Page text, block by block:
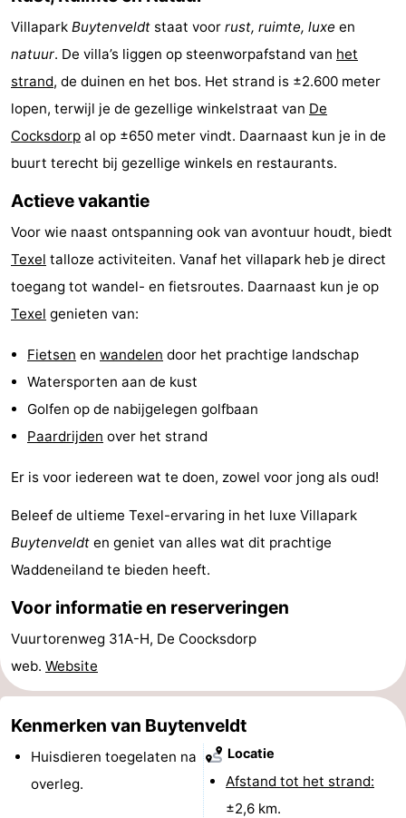
Zeezicht
Strandplevier
(&
breakfasts)
Campings
Hotels
Vakantiehuizen
-
Eibernest
't
Hoogelandt
-
Beach
Texel
-
De
Krim
-
EuroParcs
Strandhuys
-
Villapark
Texel
Vogelmient
minutes
Strand
doen
Villapark Buytenveldt staat voor rust, ruimte, luxe en
natuur. De villa’s liggen op steenworpafstand van het
strand, de duinen en het bos. Het strand is ±2.600 meter
lopen, terwijl je de gezellige winkelstraat van De
Cocksdorp al op ±650 meter vindt. Daarnaast kun je in de
buurt terecht bij gezellige winkels en restaurants.
Actieve vakantie
Voor wie naast ontspanning ook van avontuur houdt, biedt
Texel talloze activiteiten. Vanaf het villapark heb je direct
toegang tot wandel- en fietsroutes. Daarnaast kun je op
Texel genieten van:
Fietsen en wandelen door het prachtige landschap
Watersporten aan de kust
Golfen op de nabijgelegen golfbaan
Paardrijden over het strand
Er is voor iedereen wat te doen, zowel voor jong als oud!
Beleef de ultieme Texel-ervaring in het luxe Villapark
Buytenveldt en geniet van alles wat dit prachtige
Waddeneiland te bieden heeft.
Voor informatie en reserveringen
Vuurtorenweg 31A-H, De Coocksdorp
web. Website
Kenmerken van Buytenveldt
Huisdieren toegelaten na
overleg.
Locatie
Afstand tot het strand:
±2,6 km.